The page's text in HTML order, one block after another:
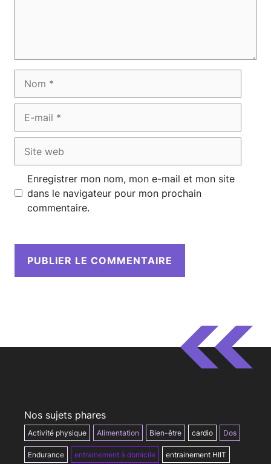
mail
web
Enregistrer mon nom, mon e-mail et mon site
dans le navigateur pour mon prochain
commentaire.
Nos sujets phares
Activité physique Alimentation Bien-être cardio Dos
Endurance entrainement à domicile entrainement HIIT